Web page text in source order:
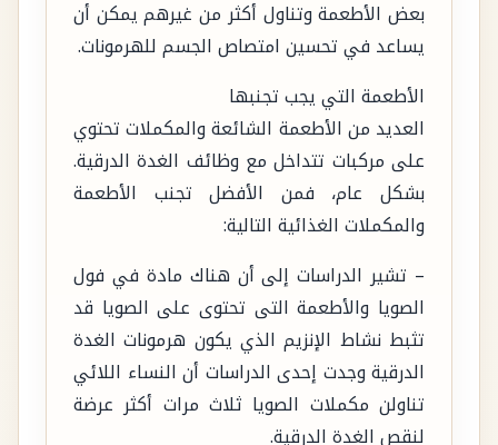
بعض الأطعمة وتناول أكثر من غيرهم يمكن أن
يساعد في تحسين امتصاص الجسم للهرمونات.
الأطعمة التي يجب تجنبها
العديد من الأطعمة الشائعة والمكملات تحتوي
على مركبات تتداخل مع وظائف الغدة الدرقية.
بشكل عام، فمن الأفضل تجنب الأطعمة
والمكملات الغذائية التالية:
– تشير الدراسات إلى أن هناك مادة في فول
الصويا والأطعمة التى تحتوى على الصويا قد
تثبط نشاط الإنزيم الذي يكون هرمونات الغدة
الدرقية وجدت إحدى الدراسات أن النساء اللائي
تناولن مكملات الصويا ثلاث مرات أكثر عرضة
لنقص الغدة الدرقية.